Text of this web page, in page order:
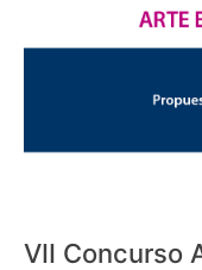
VII Concurso